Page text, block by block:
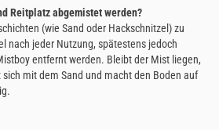
Reitplatz abgemistet werden?
(wie Sand oder Hackschnitzel) zu
nach jeder Nutzung, spätestens jedoch
entfernt werden. Bleibt der Mist liegen,
mit dem Sand und macht den Boden auf